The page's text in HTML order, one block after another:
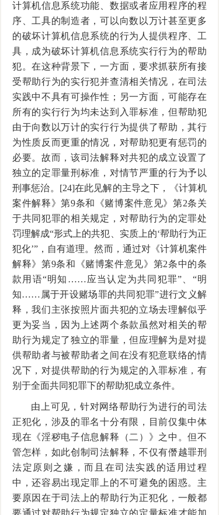
计算机信息系统功能、数据或者应用程序的程
序、工具的制造者，可以向数以万计甚至更多
的破坏计算机信息系统的行为人提供程序、工
具，成为破坏计算机信息系统实行行为的帮助
犯。在这种背景下，一方面，要求抓获所有接
受帮助行为的实行犯并查清相关情况，在司法
实践中不具有可操作性；另一方面，可能存在
所有的实行行为均未达到入罪标准，但帮助犯
由于向数以万计的实行行为提供了帮助，其行
为性质反而更重的情况，对帮助犯更有惩罚的
必要。故而，该司法解释对共犯的成立设置了
独立的定罪量刑标准，对情节严重的行为予以
刑事惩治。[24]在此见解的主导之下，《计算机
案件解释》第9条和《赌博案件意见》第2条关
于共同犯罪的相关规定，对帮助行为的定罪处
罚理解成“形式上的共犯、实质上的‘帮助行为正
犯化’”，自有道理。然而，通过对《计算机案件
解释》第9条和《赌博案件意见》第2条中的条
款用语“明知……应当认定为共同犯罪”、“明
知……属于开设赌场罪的共同犯罪”进行文义解
释，我们主张按照片面共犯的立场去理解似乎
更为妥当，因为上述两个条款虽然对相关的帮
助行为规定了独立的罪量，但应理解为是对提
供帮助者与被帮助者之间在没有犯意联络的情
况下，对提供帮助的行为规定的入罪标准，有
别于全面共同犯罪下的帮助犯成立条件。
由上可见，针对网络帮助行为进行的司法
正犯化，涉及的罪名十分有限，目前仅集中体
现在《淫秽电子信息解释（二）》之中。但不
管怎样，如此创制司法解释，不仅有僭越罪刑
法定原则之嫌，而且在司法实践的适用过程
中，还容易出现定罪上的不可避免的困惑。主
要原因在于司法上的帮助行为正犯化，一般都
要通过对帮助行为规定独立的定量标准才能加